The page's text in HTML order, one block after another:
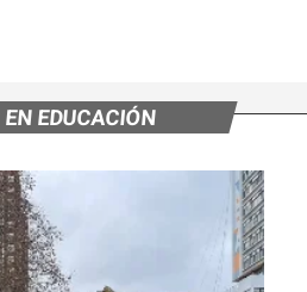
EDUCACIÓN